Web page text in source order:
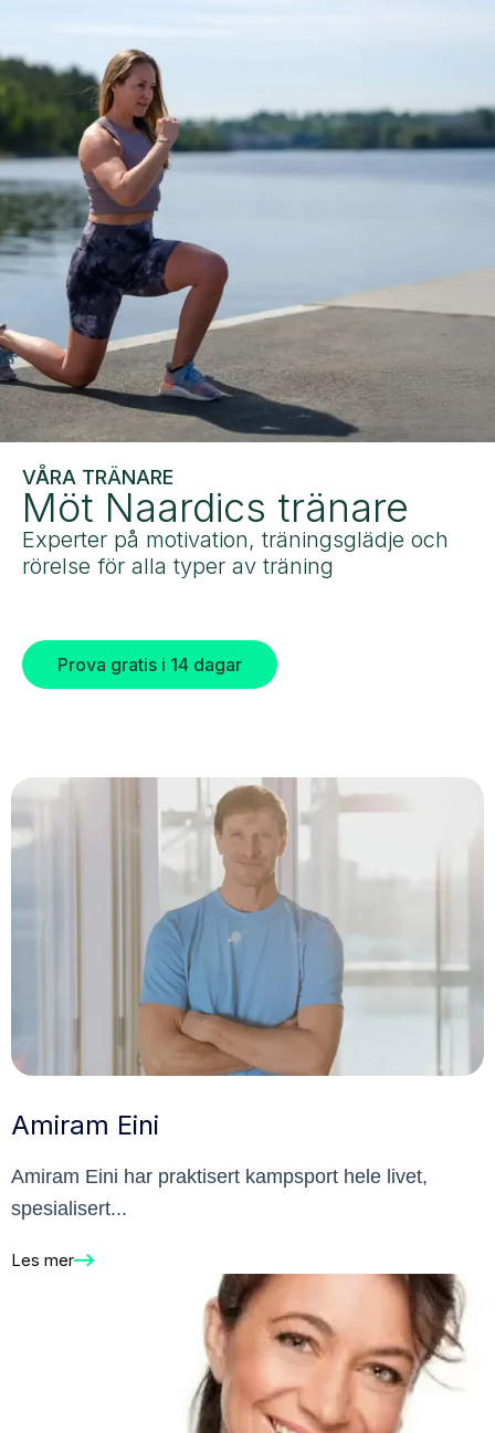
VÅRA TRÄNARE
Möt Naardics tränare
Experter på motivation, träningsglädje och
rörelse för alla typer av träning
Prova gratis i 14 dagar
Amiram Eini
Amiram Eini har praktisert kampsport hele livet,
spesialisert...
Les mer